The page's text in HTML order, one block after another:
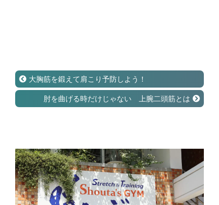
大胸筋を鍛えて肩こり予防しよう！
肘を曲げる時だけじゃない 上腕二頭筋とは